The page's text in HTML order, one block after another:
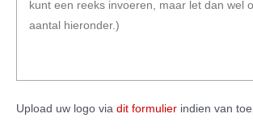
Upload uw logo via dit formulier indien van